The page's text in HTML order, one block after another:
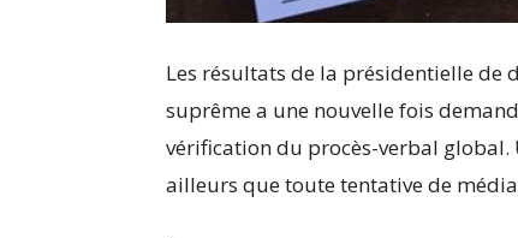
Les résultats de la présidentielle de
suprême a une nouvelle fois
vérification du procès-verbal
ailleurs que toute tentative de